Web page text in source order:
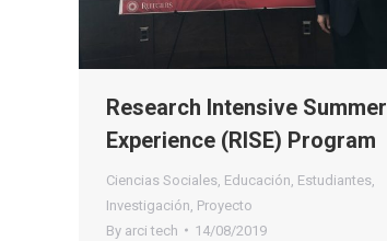
Research Intensive Summer
Experience (RISE) Program
Ciencias Sociales Educación Estudiantes
Investigación Proyecto
By arci tech 14/08/2019